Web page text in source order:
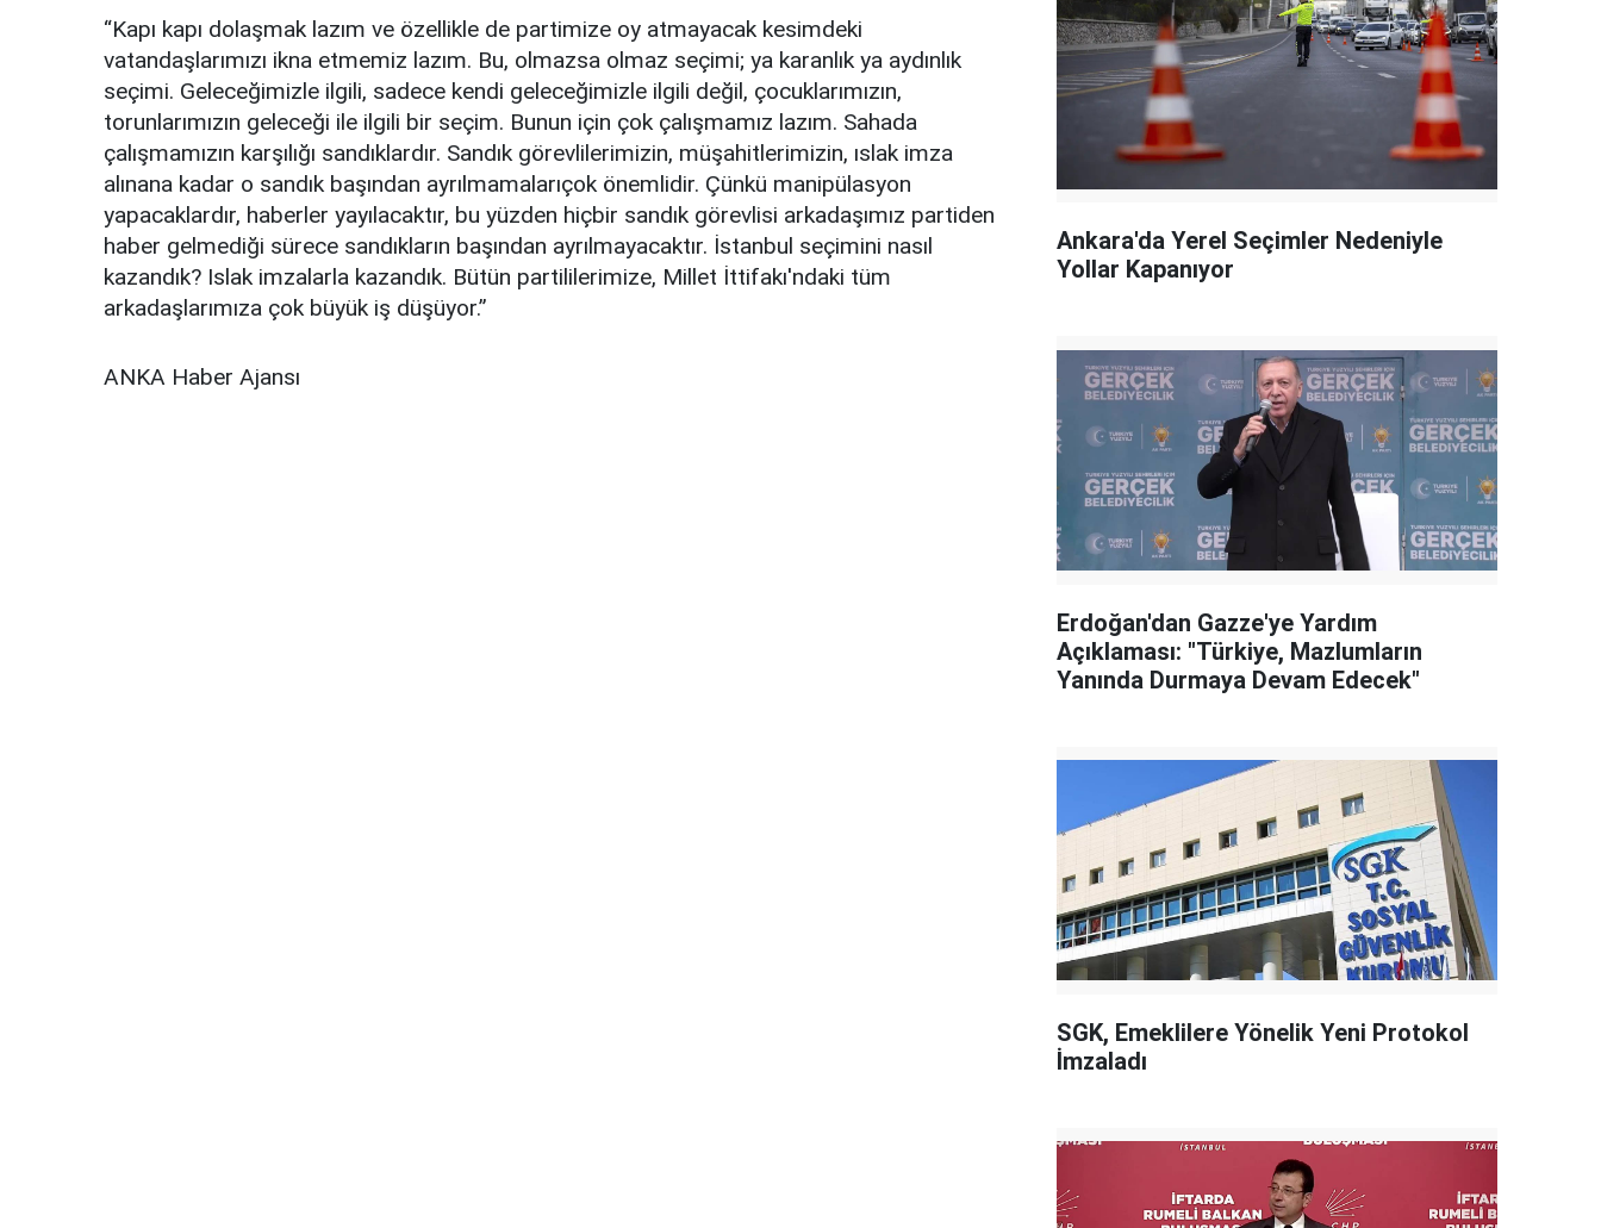
“Kapı kapı dolaşmak lazım ve özellikle de partimize oy atmayacak kesimdeki
vatandaşlarımızı ikna etmemiz lazım. Bu, olmazsa olmaz seçimi; ya karanlık ya aydınlık
seçimi. Geleceğimizle ilgili, sadece kendi geleceğimizle ilgili değil, çocuklarımızın,
torunlarımızın geleceği ile ilgili bir seçim. Bunun için çok çalışmamız lazım. Sahada
çalışmamızın karşılığı sandıklardır. Sandık görevlilerimizin, müşahitlerimizin, ıslak imza
alınana kadar o sandık başından ayrılmamalarıçok önemlidir. Çünkü manipülasyon
yapacaklardır, haberler yayılacaktır, bu yüzden hiçbir sandık görevlisi arkadaşımız partiden
haber gelmediği sürece sandıkların başından ayrılmayacaktır. İstanbul seçimini nasıl
kazandık? Islak imzalarla kazandık. Bütün partililerimize, Millet İttifakı'ndaki tüm
arkadaşlarımıza çok büyük iş düşüyor.”
ANKA Haber Ajansı
Ankara'da Yerel Seçimler Nedeniyle
Yollar Kapanıyor
Erdoğan'dan Gazze'ye Yardım
Açıklaması: "Türkiye, Mazlumların
Yanında Durmaya Devam Edecek"
SGK, Emeklilere Yönelik Yeni Protokol
İmzaladı